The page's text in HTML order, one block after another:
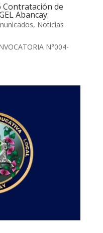
Contratación de
Abancay.
, Noticias
N°004-